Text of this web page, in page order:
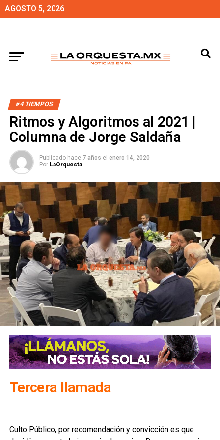
AGOSTO 5, 2026
#4 TIEMPOS
Ritmos y Algoritmos al 2021 |
Columna de Jorge Saldaña
Publicado hace 7 años el enero 14, 2020
Por LaOrquesta
Tercera llamada
Culto Público, por recomendación y convicción es que